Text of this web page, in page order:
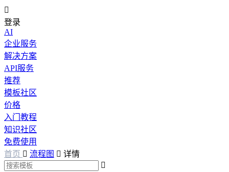

登录
AI
企业服务
解决方案
API服务
推荐
模板社区
价格
入门教程
知识社区
免费使用
首页  流程图  详情
